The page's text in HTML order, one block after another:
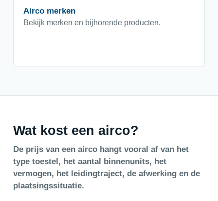
Airco merken
Bekijk merken en bijhorende producten.
Wat kost een airco?
De prijs van een airco hangt vooral af van het
type toestel, het aantal binnenunits, het
vermogen, het leidingtraject, de afwerking en de
plaatsingssituatie.